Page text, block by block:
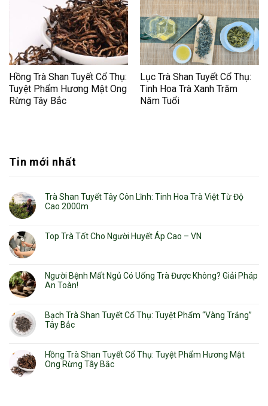
Tin mới nhất
Trà Shan Tuyết Tây Côn Lĩnh: Tinh Hoa Trà Việt Từ Độ
Cao 2000m
Top Trà Tốt Cho Người Huyết Áp Cao – VN
Người Bệnh Mất Ngủ Có Uống Trà Được Không? Giải Pháp
An Toàn!
Bạch Trà Shan Tuyết Cổ Thụ: Tuyệt Phẩm “Vàng Trắng”
Tây Bắc
Hồng Trà Shan Tuyết Cổ Thụ: Tuyệt Phẩm Hương Mật
Ong Rừng Tây Bắc
Hồng Trà Shan Tuyết Cổ Thụ:
Tuyệt Phẩm Hương Mật Ong
Rừng Tây Bắc
Lục Trà Shan Tuyết Cổ Thụ:
Tinh Hoa Trà Xanh Trăm
Năm Tuổi